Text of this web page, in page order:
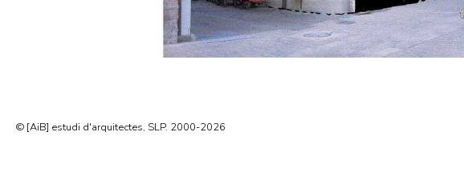
© [AiB] estudi d'arquitectes, SLP. 2000-2026